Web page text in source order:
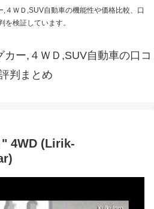
４ＷＤ,SUV自動車の機能性や価格比較、口
を検証しています。
カー,４ＷＤ,SUV自動車の口コ
判まとめ
" 4WD (Lirik-